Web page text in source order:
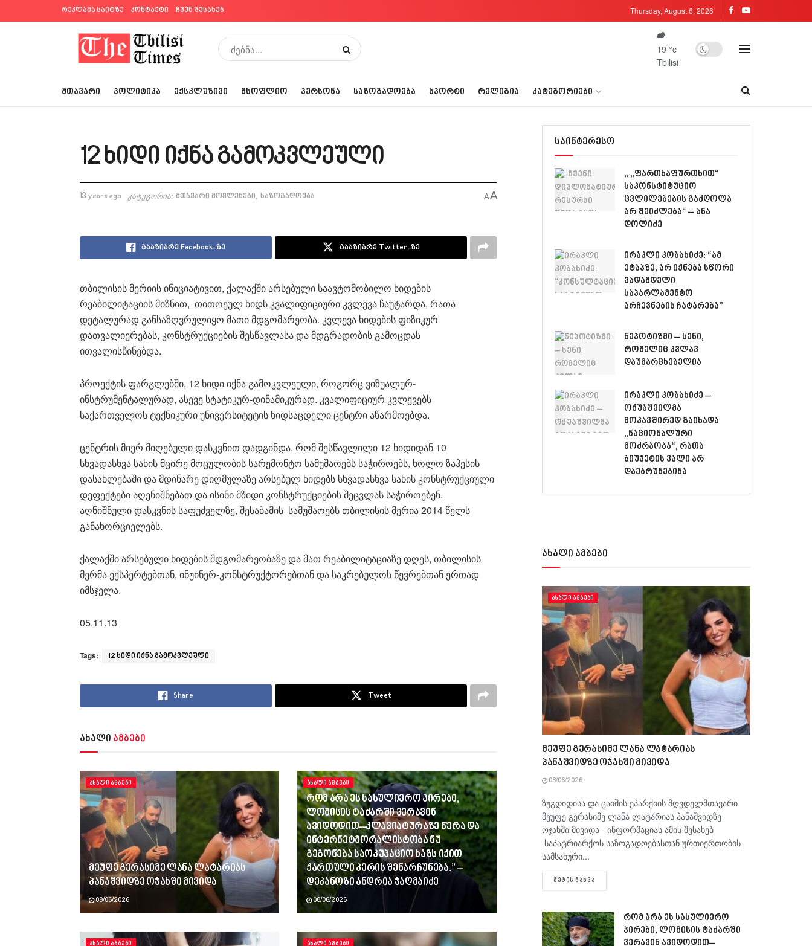
რეკლამა საიტზე კონტაქტი ჩვენ შესახებ Thursday, August 6, 2026
19 °c
Tbilisi
ᲛᲗᲐᲕᲐᲠᲘ ᲞᲝᲚᲘᲢᲘᲙᲐ ᲔᲥᲡᲙᲚᲣᲖᲘᲕᲘ ᲛᲡᲝᲤᲚᲘᲝ ᲞᲔᲠᲡᲝᲜᲐ ᲡᲐᲖᲝᲒᲐᲓᲝᲔᲑᲐ ᲡᲞᲝᲠᲢᲘ ᲠᲔᲚᲘᲒᲘᲐ ᲙᲐᲢᲔᲒᲝᲠᲘᲔᲑᲘ
12 ხიდი იქნა გამოკვლეული
13 years ago კატეგორია: მთავარი მოვლენები, საზოგადოება AA
გააზიარე Facebook-ზე გააზიარე Twitter-ზე
თბილისის მერიის ინიციატივით, ქალაქში არსებული საავტომობილო ხიდების
რეაბილიტაციის მიზნით, თითოეულ ხიდს კვალიფიციური კვლევა ჩაუტარდა, რათა
დეტალურად განსაზღვრულიყო მათი მდგომარეობა. კვლევა ხიდების ფიზიკურ
დათვალიერებას, კონსტრუქციების შესწავლასა და მდგრადობის გამოცდას
ითვალისწინებდა.
პროექტის ფარგლებში, 12 ხიდი იქნა გამოკვლეული, როგორც ვიზუალურ-
ინსტრუმენტალურად, ასევე სტატიკურ-დინამიკურად. კვალიფიციურ კვლევებს
საქართველოს ტექნიკური უნივერსიტეტის ხიდსაცდელი ცენტრი აწარმოებდა.
ცენტრის მიერ მიღებული დასკვნით დადგინდა, რომ შესწავლილი 12 ხიდიდან 10
სხვადასხვა სახის მცირე მოცულობის სარემონტო სამუშაოებს საჭიროებს, ხოლო ზაჰესის
დასახლებაში და მდინარე დიღმულაზე არსებულ ხიდებს სხვადასხვა სახის კონსტრუქციული
დეფექტები აღენიშნებათ და ისინი მზიდი კონსტრუქციების შეცვლას საჭიროებენ.
აღნიშნული დასკვნის საფუძველზე, შესაბამის სამუშაოებს თბილისის მერია 2014 წელს
განახორციელებს.
ქალაქში არსებული ხიდების მდგომარეობაზე და მათ რეაბილიტაციაზე დღეს, თბილისის
მერმა ექსპერტებთან, ინჟინერ-კონსტრუქტორებთან და საკრებულოს წევრებთან ერთად
იმსჯელა.
05.11.13
Tags: 12 ხიდი იქნა გამოკვლეული
Share Tweet
ახალი ამბები
ᲐᲮᲐᲚᲘ ᲐᲛᲑᲔᲑᲘ
მეუფე გერასიმე ლანა ლატარიას
პანაშვიდზე ოჯახში მივიდა
08/06/2026
ᲐᲮᲐᲚᲘ ᲐᲛᲑᲔᲑᲘ
რომ არა ეს სასულიერო პირები,
ლომისის ტაძარში ვერავინ
ავიდოდით–კლავიატურაზე წერა და
ინტერნეტმორალისტობა ნუ
გეგონება საოკუპაციო ხაზს იქით
ქართული კერის შენარჩუნება.” –
დეკანოზი ანდრია ჯაღმაიძე
08/06/2026
ᲐᲮᲐᲚᲘ ᲐᲛᲑᲔᲑᲘ ᲐᲮᲐᲚᲘ ᲐᲛᲑᲔᲑᲘ
საინტერესო
„ „ფართხაფურთხით“
საკონსტიტუციო
ცვლილებების გაძღოლა
არ შეიძლება“ – ანა
დოლიძე
ირაკლი კობახიძე: “ამ
ეტაპზე, არ იქნება სწორი
ვადამდელი
საპარლამენტო
არჩევნების ჩატარება”
ნეპოტიზმი – სენი,
რომელიც კვლავ
დაუმარცხებელია
ირაკლი კობახიძე –
ოქუაშვილმა
მოკავშირედ გაიხადა
„ნაციონალური
მოძრაობა“, რათა
ბიუჯეტის ვალი არ
დაებრუნებინა
ახალი ამბები
ᲐᲮᲐᲚᲘ ᲐᲛᲑᲔᲑᲘ
მეუფე გერასიმე ლანა ლატარიას
პანაშვიდზე ოჯახში მივიდა
08/06/2026
ზუგდიდისა და ცაიშის ეპარქიის მღვდელმთავარი
მეუფე გერასიმე ლანა ლატარიას პანაშვიდზე
ოჯახში მივიდა - ინფორმაციას ამის შესახებ
საპატრიარქოს საზოგადოებასთან ურთიერთობის
სამსახური...
ᲛᲔᲢᲘᲡ ᲜᲐᲮᲕᲐ
რომ არა ეს სასულიერო
პირები, ლომისის ტაძარში
ვერავინ ავიდოდით–